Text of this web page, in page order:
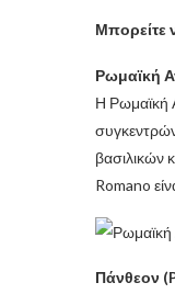
Μπορείτε
Ρωμαϊκή
Η Ρωμαϊκή
βασιλικών
Romano
Πάνθεον